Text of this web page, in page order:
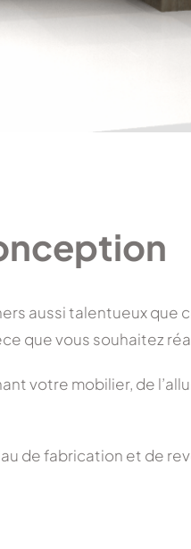
aussi talentueux
que vous souhaitez
votre mobilier, de
de fabrication et de